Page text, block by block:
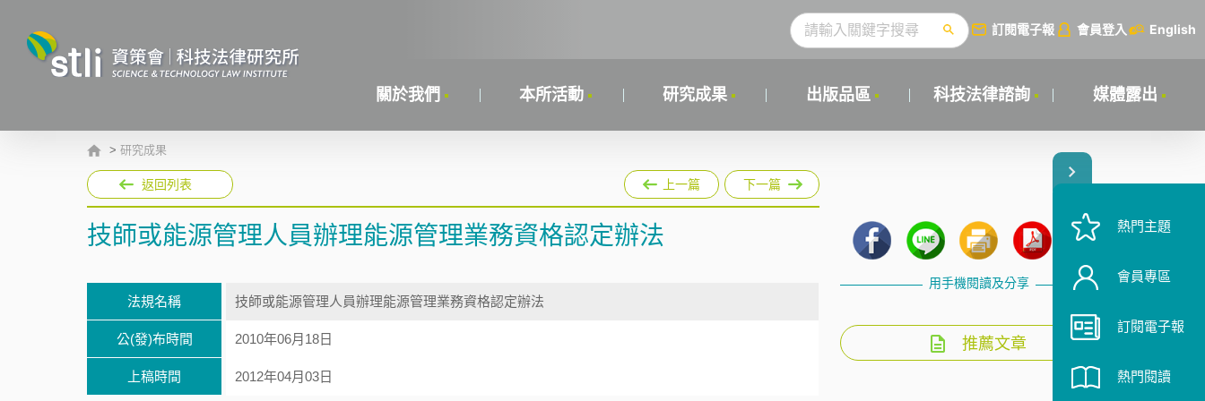
訂閱電子報 會員登入 English
關於我們 本所活動 研究成果 出版品區 科技法律諮詢 媒體露出
> 研究成果
返回列表 上一篇 下一篇
技師或能源管理人員辦理能源管理業務資格認定辦法
法規名稱 技師或能源管理人員辦理能源管理業務資格認定辦法
公(發)布時間 2010年06月18日
上稿時間 2012年04月03日
用手機閱讀及分享
推薦文章
熱門主題
會員專區
訂閱電子報
熱門閱讀